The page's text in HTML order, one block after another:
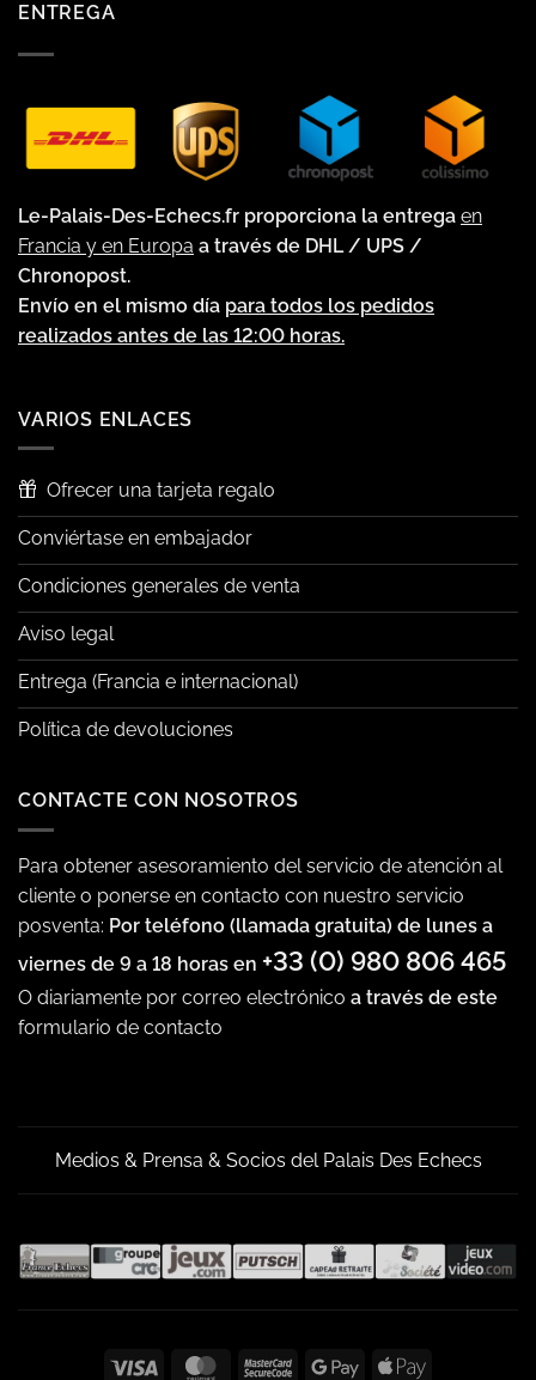
ENTREGA
Le-Palais-Des-Echecs.fr proporciona la entrega en
Francia y en Europa a través de DHL / UPS /
Chronopost.
Envío en el mismo día para todos los pedidos
realizados antes de las 12:00 horas.
VARIOS ENLACES
Ofrecer una tarjeta regalo
Conviértase en embajador
Condiciones generales de venta
Aviso legal
Entrega (Francia e internacional)
Política de devoluciones
CONTACTE CON NOSOTROS
Para obtener asesoramiento del servicio de atención al
cliente o ponerse en contacto con nuestro servicio
posventa: Por teléfono (llamada gratuita) de lunes a
viernes de 9 a 18 horas en +33 (0) 980 806 465
O diariamente por correo electrónico a través de este
formulario de contacto
Medios & Prensa & Socios del Palais Des Echecs
Visa MasterCardMasterCardGoogle Apple